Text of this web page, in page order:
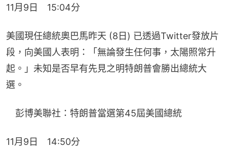
11月9日　15:04分
美國現任總統奧巴馬昨天 (8日) 已透過Twitter發放片
段，向美國人表明：「無論發生任何事，太陽照常升
起。」未知是否早有先見之明特朗普會勝出總統大
選。
彭博美聯社：特朗普當選第45屆美國總統
11月9日　14:50分